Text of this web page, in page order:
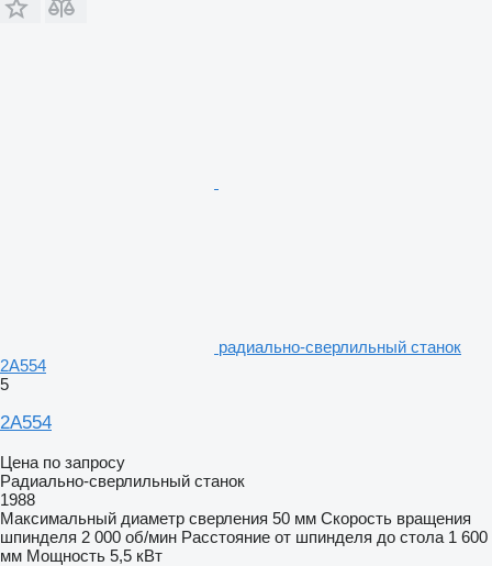
радиально-сверлильный станок
2A554
5
2A554
Цена по запросу
Радиально-сверлильный станок
1988
Максимальный диаметр сверления 50 мм Скорость вращения
шпинделя 2 000 об/мин Расстояние от шпинделя до стола 1 600
мм Мощность 5,5 кВт